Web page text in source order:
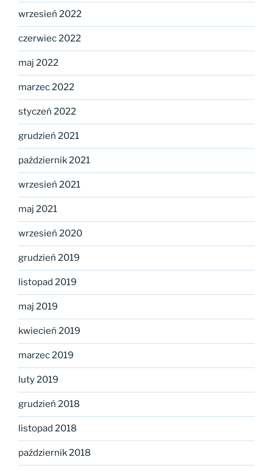
wrzesień 2022
czerwiec 2022
maj 2022
marzec 2022
styczeń 2022
grudzień 2021
październik 2021
wrzesień 2021
maj 2021
wrzesień 2020
grudzień 2019
listopad 2019
maj 2019
kwiecień 2019
marzec 2019
luty 2019
grudzień 2018
listopad 2018
październik 2018